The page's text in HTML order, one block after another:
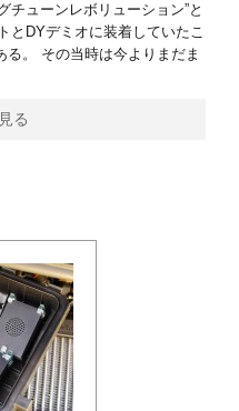
チューンレボリューション”と
とDYデミオに装着していたこ
る。 その当時は今よりまだま
る